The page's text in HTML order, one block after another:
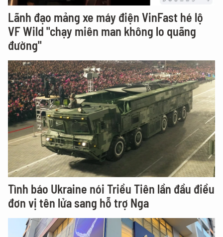
Lãnh đạo mảng xe máy điện VinFast hé lộ
VF Wild "chạy miên man không lo quãng
đường"
Tình báo Ukraine nói Triều Tiên lần đầu điều
đơn vị tên lửa sang hỗ trợ Nga